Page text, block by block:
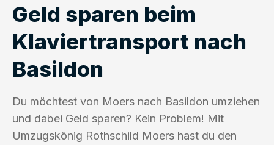
Geld sparen beim
Klaviertransport nach
Basildon
Du möchtest von Moers nach Basildon umziehen
und dabei Geld sparen? Kein Problem! Mit
Umzugskönig Rothschild Moers hast du den